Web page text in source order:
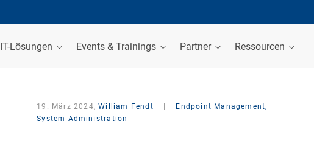
IT-Lösungen Events & Trainings Partner Ressourcen
19. März 2024,William Fendt
Endpoint Management,
System Administration